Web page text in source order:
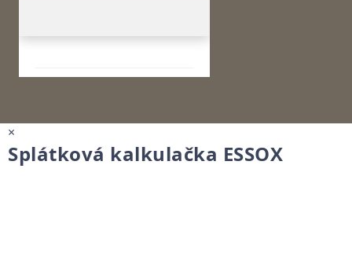
×
Splátková kalkulačka ESSOX